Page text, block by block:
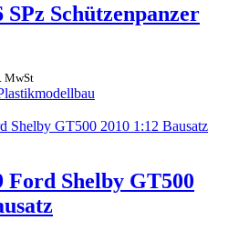
SPz Schützenpanzer
€.
MwSt
Ford Shelby GT500